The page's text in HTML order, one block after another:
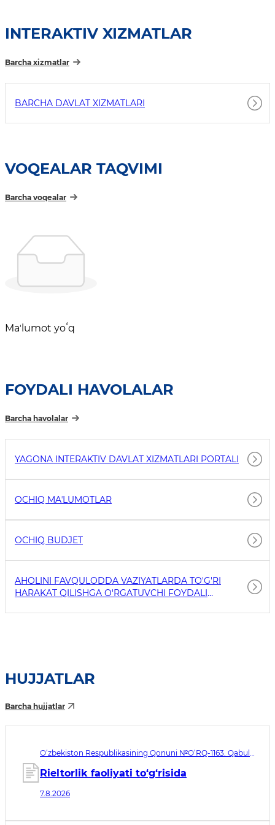
INTERAKTIV XIZMATLAR
Barcha xizmatlar
BARCHA DAVLAT XIZMATLARI
VOQEALAR TAQVIMI
Barcha voqealar
Maʼlumot yoʻq
FOYDALI HAVOLALAR
Barcha havolalar
YAGONA INTERAKTIV DAVLAT XIZMATLARI PORTALI
OCHIQ MAʼLUMOTLAR
OCHIQ BUDJET
AHOLINI FAVQULODDA VAZIYATLARDA TO'G'RI
HARAKAT QILISHGA O'RGATUVCHI FOYDALI
HUJJATLAR
Barcha hujjatlar
O‘zbekiston Respublikasining Qonuni №O‘RQ-1163. Qabul
Rieltorlik faoliyati to‘g‘risida
7.8.2026